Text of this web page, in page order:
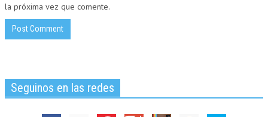
la próxima vez que comente.
Seguinos en las redes